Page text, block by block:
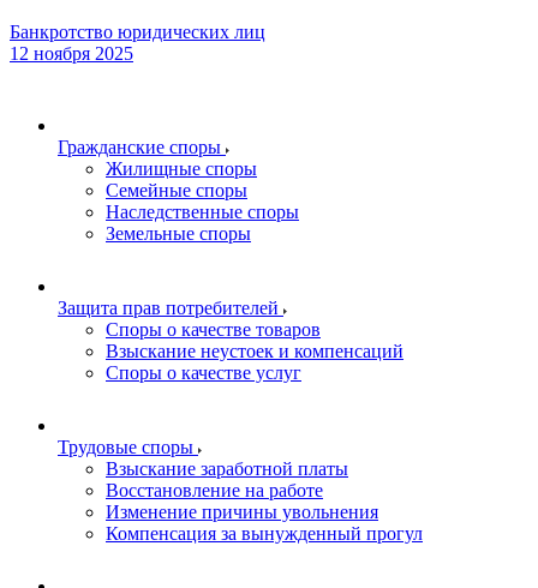
Банкротство юридических лиц
12 ноября 2025
Гражданские споры
Жилищные споры
Семейные споры
Наследственные споры
Земельные споры
Защита прав потребителей
Споры о качестве товаров
Взыскание неустоек и компенсаций
Споры о качестве услуг
Трудовые споры
Взыскание заработной платы
Восстановление на работе
Изменение причины увольнения
Компенсация за вынужденный прогул